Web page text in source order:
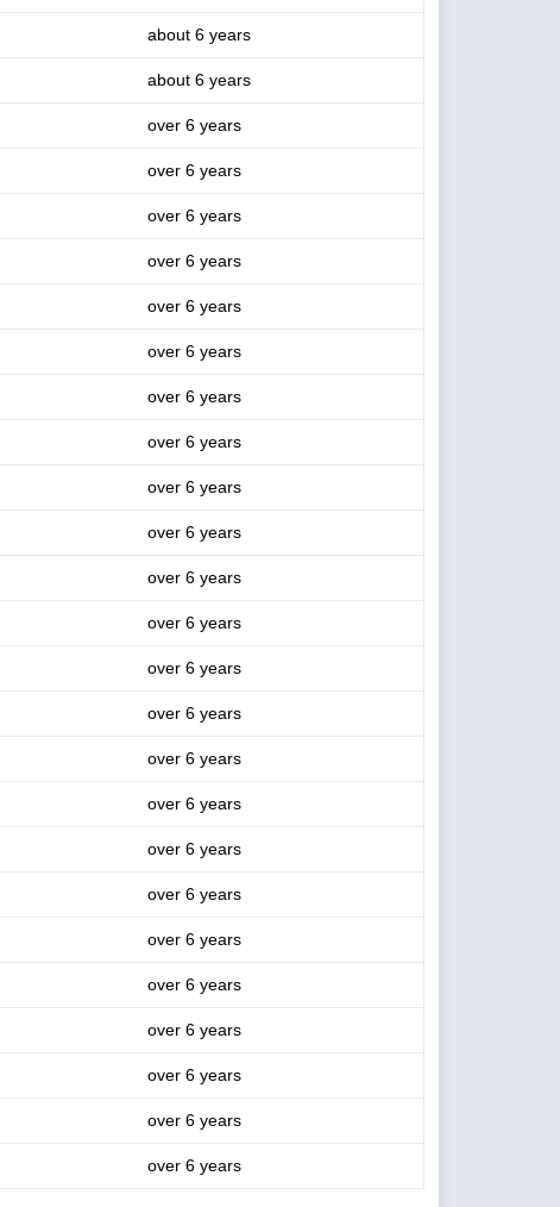
about 6 years
about 6 years
over 6 years
over 6 years
over 6 years
over 6 years
over 6 years
over 6 years
over 6 years
over 6 years
over 6 years
over 6 years
over 6 years
over 6 years
over 6 years
over 6 years
over 6 years
over 6 years
over 6 years
over 6 years
over 6 years
over 6 years
over 6 years
over 6 years
over 6 years
over 6 years